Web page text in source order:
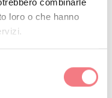
combinarle
loro o che hanno